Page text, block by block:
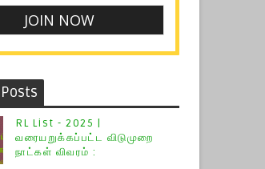
RL List - 2025 |
வரையறுக்கப்பட்ட விடுமுறை
நாட்கள் விவரம் :